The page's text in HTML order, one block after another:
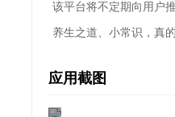
该平台将不定期向用户
养生之道、小常识，真
应用截图